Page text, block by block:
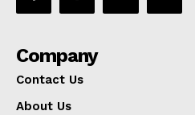
Company
Contact Us
About Us